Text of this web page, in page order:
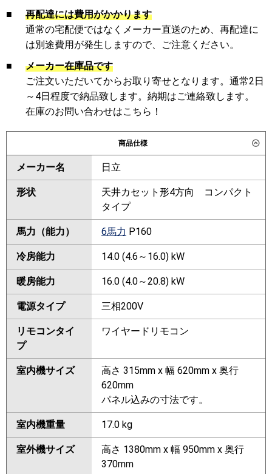
■
再配達には費用がかかります
通常の宅配便ではなくメーカー直送のため、再配達に
は別途費用が発生しますので、ご注意ください。
■
メーカー在庫品です
ご注文いただいてからお取り寄せとなります。通常2日
～4日程度で納品致します。納期はご連絡致します。
在庫のお問い合わせはこちら！
商品仕様
メーカー名 日立
形状
天井カセット形4方向 コンパクト
タイプ
馬力（能力） 6馬力 P160
冷房能力 14.0 (4.6～16.0) kW
暖房能力 16.0 (4.0～20.8) kW
電源タイプ 三相200V
リモコンタイ
プ
ワイヤードリモコン
室内機サイズ
高さ 315mm x 幅 620mm x 奥行
620mm
パネル込みの寸法です。
室内機重量 17.0 kg
室外機サイズ
高さ 1380mm x 幅 950mm x 奥行
370mm